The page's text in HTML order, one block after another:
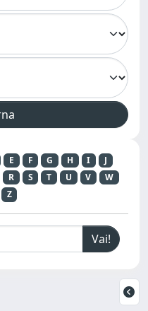
E F G H I
J
R S T U V
W
Z